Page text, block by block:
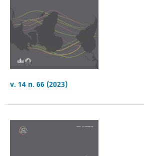
v. 14 n. 66 (2023)